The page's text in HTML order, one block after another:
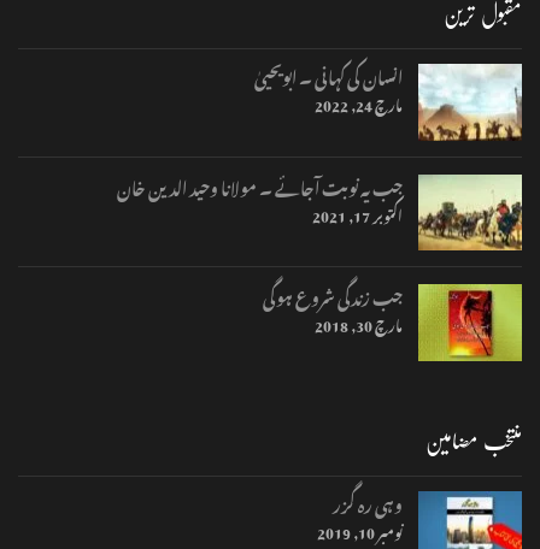
مقبول ترین
انسان کی کہانی ۔ ابویحییٰ
مارچ 24, 2022
جب یہ نوبت آجائے ۔ مولانا وحید الدین خان
اکتوبر 17, 2021
جب زندگی شروع ہوگی
مارچ 30, 2018
منتخب مضامین
وہی رہ گزر
نومبر 10, 2019